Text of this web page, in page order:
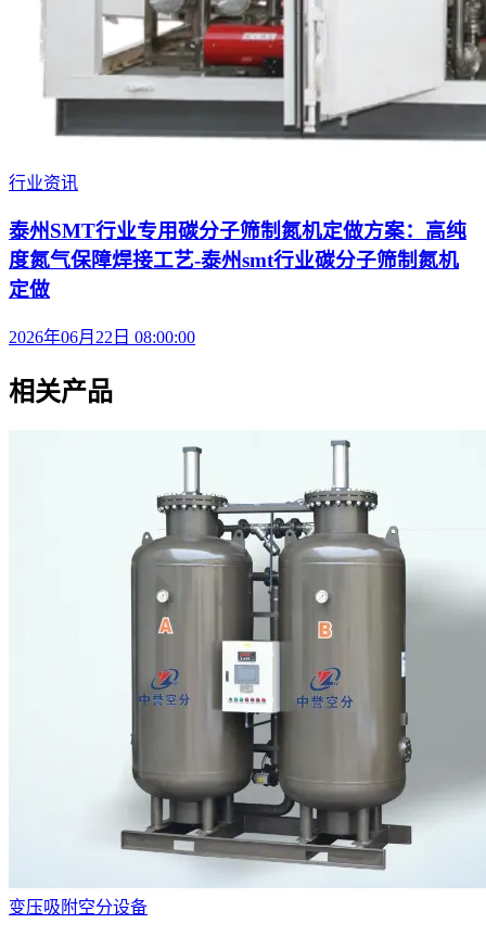
行业资讯
泰州SMT行业专用碳分子筛制氮机定做方案：高纯
度氮气保障焊接工艺-泰州smt行业碳分子筛制氮机
定做
2026年06月22日 08:00:00
相关产品
变压吸附空分设备